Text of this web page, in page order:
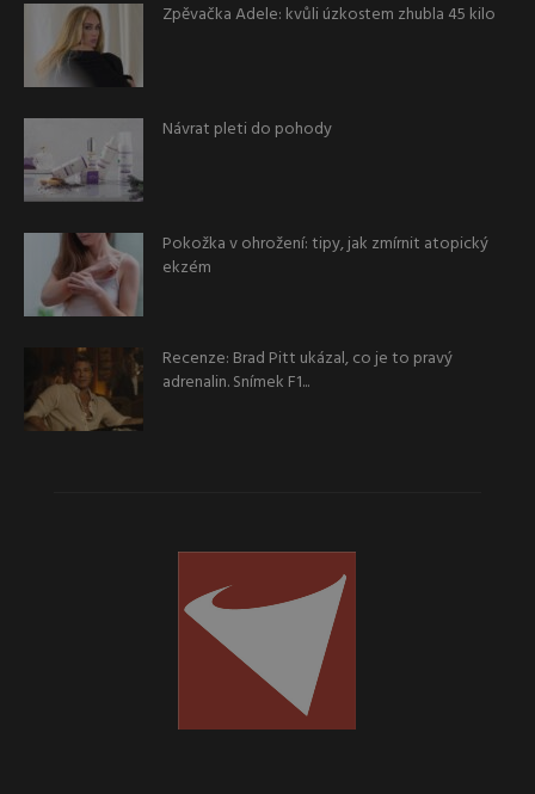
Zpěvačka Adele: kvůli úzkostem zhubla 45 kilo
Návrat pleti do pohody
Pokožka v ohrožení: tipy, jak zmírnit atopický
ekzém
Recenze: Brad Pitt ukázal, co je to pravý
adrenalin. Snímek F1...